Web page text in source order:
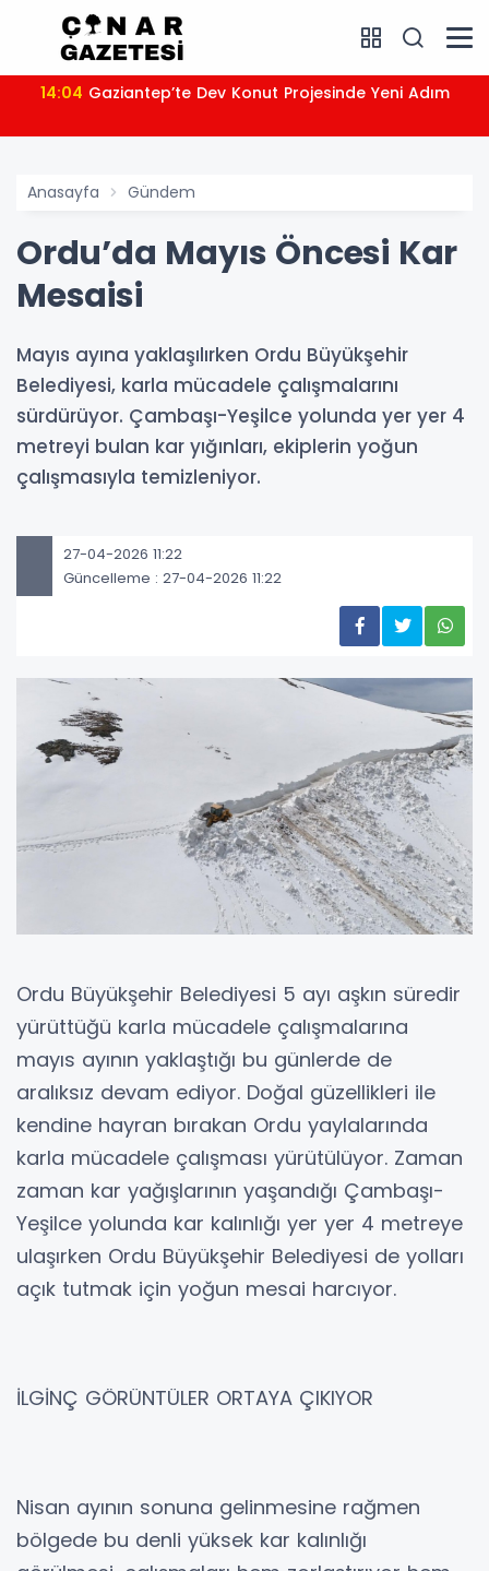
14:04 Gaziantep’te Dev Konut Projesinde Yeni Adım
Anasayfa Gündem
Ordu’da Mayıs Öncesi Kar
Mesaisi
Mayıs ayına yaklaşılırken Ordu Büyükşehir
Belediyesi, karla mücadele çalışmalarını
sürdürüyor. Çambaşı-Yeşilce yolunda yer yer 4
metreyi bulan kar yığınları, ekiplerin yoğun
çalışmasıyla temizleniyor.
27-04-2026 11:22
Güncelleme : 27-04-2026 11:22
Ordu Büyükşehir Belediyesi 5 ayı aşkın süredir
yürüttüğü karla mücadele çalışmalarına
mayıs ayının yaklaştığı bu günlerde de
aralıksız devam ediyor. Doğal güzellikleri ile
kendine hayran bırakan Ordu yaylalarında
karla mücadele çalışması yürütülüyor. Zaman
zaman kar yağışlarının yaşandığı Çambaşı-
Yeşilce yolunda kar kalınlığı yer yer 4 metreye
ulaşırken Ordu Büyükşehir Belediyesi de yolları
açık tutmak için yoğun mesai harcıyor.
İLGİNÇ GÖRÜNTÜLER ORTAYA ÇIKIYOR
Nisan ayının sonuna gelinmesine rağmen
bölgede bu denli yüksek kar kalınlığı